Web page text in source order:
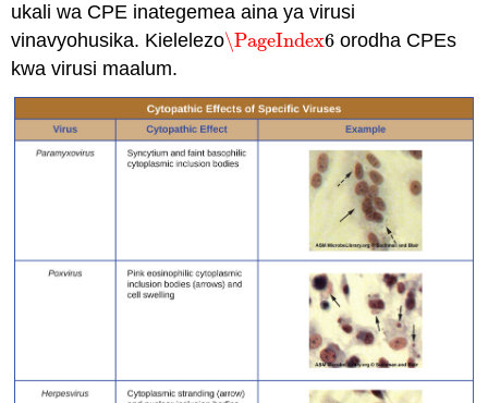
ukali wa CPE inategemea aina ya virusi
vinavyohusika. Kielelezo\PageIndex6
\PageIndex6 orodha CPEs
kwa virusi maalum.